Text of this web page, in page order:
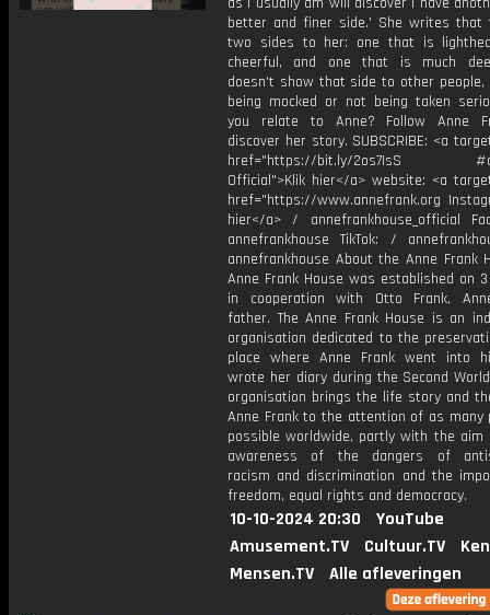
better and finer side.' She writes that
two sides to her: one that is
cheerful, and one that is much
doesn't show that side to other
being mocked or not being taken
you relate to Anne? Follow Anne
discover her story. SUBSCRIBE: <a
href="https://bit.ly/2os7IsS
Official">Klik hier</a> website: <a
href="https://www.annefrank.org
hier</a> / annefrankhouse_official
annefrankhouse TikTok: /
annefrankhouse About the Anne Frank
Anne Frank House was established on 3
in cooperation with Otto Frank,
father. The Anne Frank House is an
organisation dedicated to the
place where Anne Frank went into
wrote her diary during the Second
organisation brings the life story and
Anne Frank to the attention of as many
possible worldwide, partly with the aim
awareness of the dangers of
racism and discrimination and the
freedom, equal rights and democracy.
10-10-2024 20:30
YouTube
Amusement.TV
Cultuur.TV
Mensen.TV
Alle afleveringen